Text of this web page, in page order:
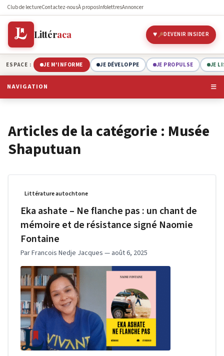
Club de lectureContactez-nousÀ proposInfolettresAnnoncer
Littéraca DEVENIR INSIDER
ESPACE : JE M'INFORME JE DÉVELOPPE JE PROPULSE JE
NAVIGATION
Articles de la catégorie : Musée
Shaputuan
Littérature autochtone
Eka ashate – Ne flanche pas : un chant de
mémoire et de résistance signé Naomie
Fontaine
Par Francois Nedje Jacques — août 6, 2025